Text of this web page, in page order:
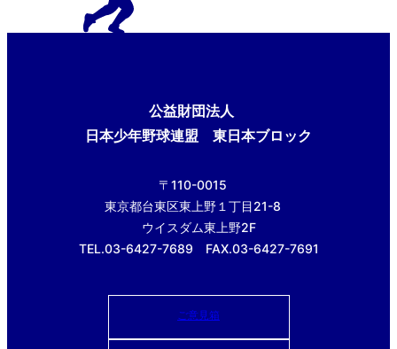
公益財団法人
日本少年野球連盟 東日本ブロック
〒110-0015
東京都台東区東上野１丁目21-8
ウイスダム東上野2F
TEL.03-6427-7689 FAX.03-6427-7691
ご意見箱